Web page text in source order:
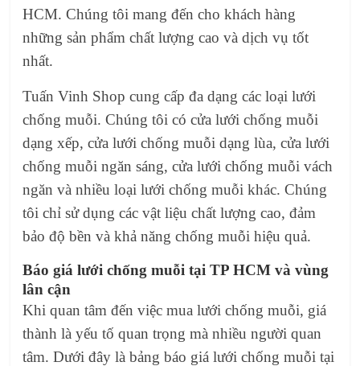
HCM. Chúng tôi mang đến cho khách hàng
những sản phẩm chất lượng cao và dịch vụ tốt
nhất.
Tuấn Vinh Shop cung cấp đa dạng các loại lưới
chống muỗi. Chúng tôi có cửa lưới chống muỗi
dạng xếp, cửa lưới chống muỗi dạng lùa, cửa lưới
chống muỗi ngăn sáng, cửa lưới chống muỗi vách
ngăn và nhiều loại lưới chống muỗi khác. Chúng
tôi chỉ sử dụng các vật liệu chất lượng cao, đảm
bảo độ bền và khả năng chống muỗi hiệu quả.
Báo giá lưới chống muỗi tại TP HCM và vùng
lân cận
Khi quan tâm đến việc mua lưới chống muỗi, giá
thành là yếu tố quan trọng mà nhiều người quan
tâm. Dưới đây là bảng báo giá lưới chống muỗi tại